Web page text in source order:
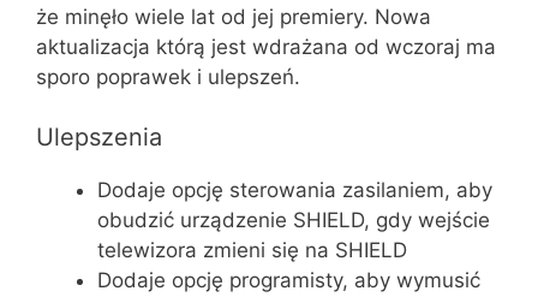
że minęło wiele lat od jej premiery. Nowa
aktualizacja którą jest wdrażana od wczoraj ma
sporo poprawek i ulepszeń.
Ulepszenia
Dodaje opcję sterowania zasilaniem, aby
obudzić urządzenie SHIELD, gdy wejście
telewizora zmieni się na SHIELD
Dodaje opcję programisty, aby wymusić